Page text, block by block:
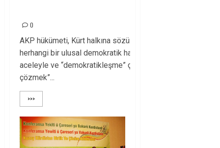
0
AKP hükümeti, Kürt halkına sözü edilir
herhangi bir ulusal demokratik hak vermeden
aceleyle ve “demokratikleşme” çerçevesinde
çözmek”...
>>>